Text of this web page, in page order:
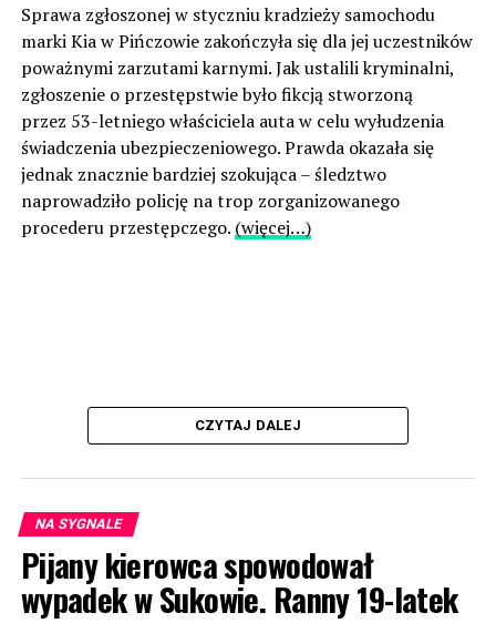
Sprawa zgłoszonej w styczniu kradzieży samochodu
marki Kia w Pińczowie zakończyła się dla jej uczestników
poważnymi zarzutami karnymi. Jak ustalili kryminalni,
zgłoszenie o przestępstwie było fikcją stworzoną
przez 53-letniego właściciela auta w celu wyłudzenia
świadczenia ubezpieczeniowego. Prawda okazała się
jednak znacznie bardziej szokująca – śledztwo
naprowadziło policję na trop zorganizowanego
procederu przestępczego. (więcej…)
CZYTAJ DALEJ
NA SYGNALE
Pijany kierowca spowodował
wypadek w Sukowie. Ranny 19-latek